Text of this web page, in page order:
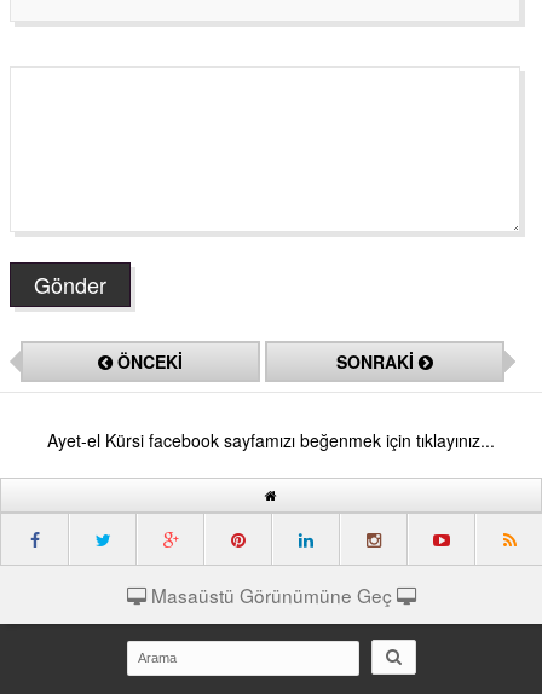
ÖNCEKİ SONRAKİ
Ayet-el Kürsi facebook sayfamızı beğenmek için tıklayınız...
Masaüstü Görünümüne Geç